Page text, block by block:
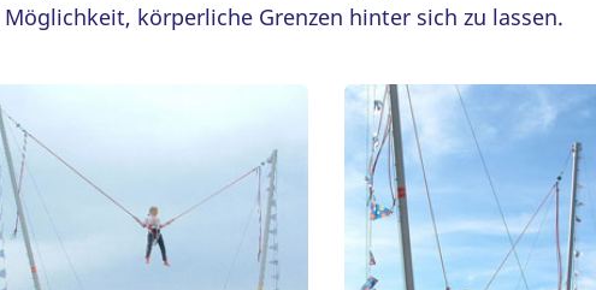
körperliche Grenzen hinter sich zu lassen.